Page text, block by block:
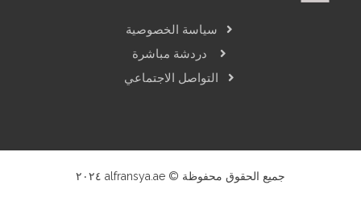
سياسة الخصوصية
دردشة مباشرة
التواصل الاجتماعي
جميع الحقوق محفوظة © alfransya.ae ٢٠٢٤